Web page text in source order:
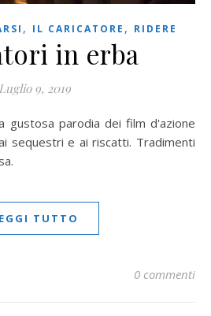
, IL CARICATORE , RIDERE
in erba
Luglio 9, 2019
sequestri e ai riscatti. Tradimenti
TUTTO
0 commenti